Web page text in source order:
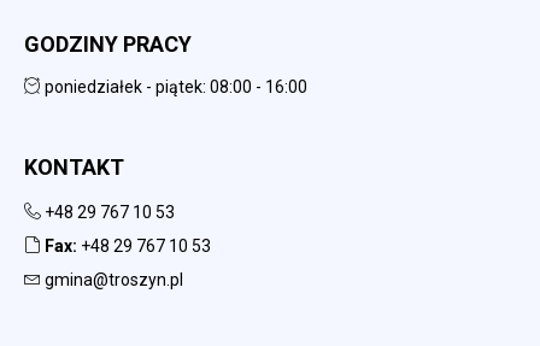
GODZINY PRACY
poniedziałek - piątek: 08:00 - 16:00
KONTAKT
+48 29 767 10 53
Fax: +48 29 767 10 53
gmina@troszyn.pl